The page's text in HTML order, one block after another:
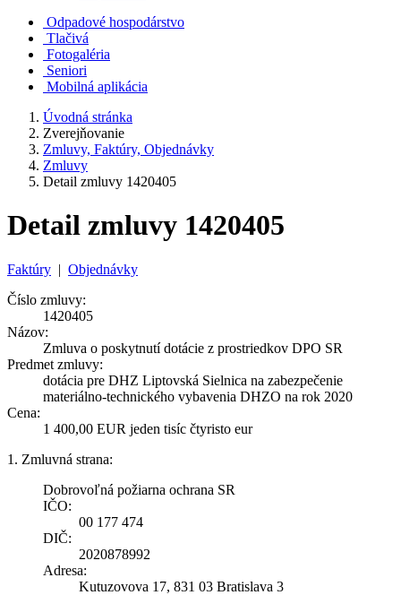
Odpadové hospodárstvo
Tlačivá
Fotogaléria
Seniori
Mobilná aplikácia
Úvodná stránka
Zverejňovanie
Zmluvy, Faktúry, Objednávky
Zmluvy
Detail zmluvy 1420405
Detail zmluvy 1420405
Faktúry | Objednávky
Číslo zmluvy:
1420405
Názov:
Zmluva o poskytnutí dotácie z prostriedkov DPO SR
Predmet zmluvy:
dotácia pre DHZ Liptovská Sielnica na zabezpečenie
materiálno-technického vybavenia DHZO na rok 2020
Cena:
1 400,00 EUR jeden tisíc čtyristo eur
1. Zmluvná strana:
Dobrovoľná požiarna ochrana SR
IČO:
00 177 474
DIČ:
2020878992
Adresa:
Kutuzovova 17, 831 03 Bratislava 3